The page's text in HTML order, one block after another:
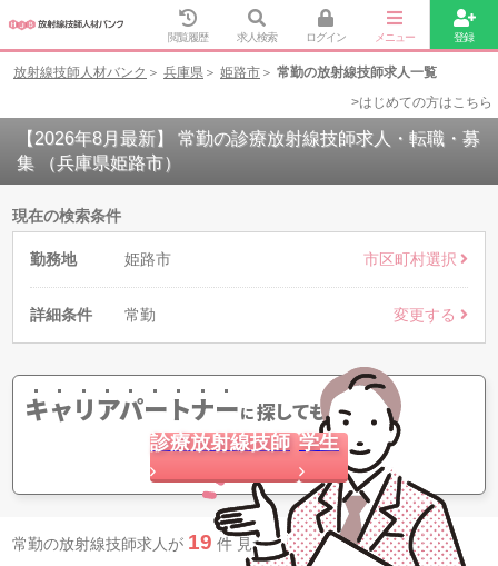
閲覧履歴 求人検索 ログイン メニュー 登録
放射線技師人材バンク 兵庫県 姫路市
常勤の放射線技師求人一覧
>はじめての方はこちら
【2026年8月最新】 常勤の診療放射線技師求人・転職・募
集 （兵庫県姫路市）
現在の検索条件
勤務地 姫路市 市区町村選択
詳細条件 常勤 変更する
キャリアパートナーに探してもらう
診療放射線技師 学生
常勤の放射線技師求人が 19 件 見つかりました。